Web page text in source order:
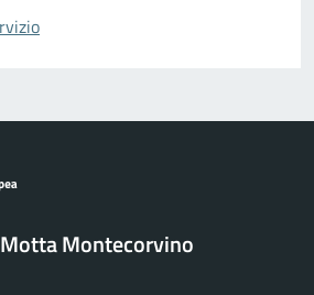
Montecorvino